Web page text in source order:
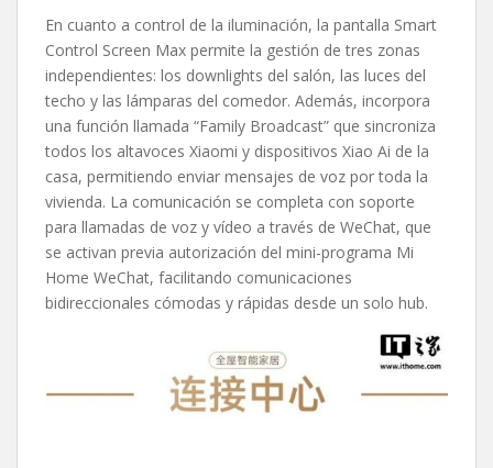
En cuanto a control de la iluminación, la pantalla Smart
Control Screen Max permite la gestión de tres zonas
independientes: los downlights del salón, las luces del
techo y las lámparas del comedor. Además, incorpora
una función llamada “Family Broadcast” que sincroniza
todos los altavoces Xiaomi y dispositivos Xiao Ai de la
casa, permitiendo enviar mensajes de voz por toda la
vivienda. La comunicación se completa con soporte
para llamadas de voz y vídeo a través de WeChat, que
se activan previa autorización del mini-programa Mi
Home WeChat, facilitando comunicaciones
bidireccionales cómodas y rápidas desde un solo hub.